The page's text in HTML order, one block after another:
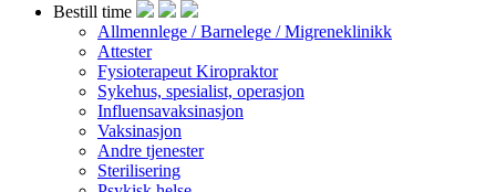
Bestill time
Allmennlege / Barnelege / Migreneklinikk
Attester
Fysioterapeut Kiropraktor
Sykehus, spesialist, operasjon
Influensavaksinasjon
Vaksinasjon
Andre tjenester
Sterilisering